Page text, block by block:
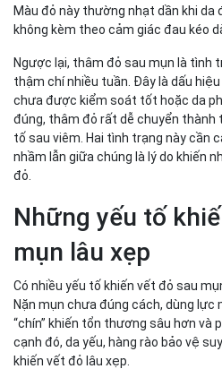
Màu đỏ này thường nhạt dần khi da
không kèm theo cảm giác đau kéo
Ngược lại, thâm đỏ sau mụn là tình
thậm chí nhiều tuần. Đây là dấu
chưa được kiểm soát tốt hoặc da
đúng, thâm đỏ rất dễ chuyển thành
tố sau viêm. Hai tình trạng này cần
nhầm lẫn giữa chúng là lý do khiến
đỏ.
Những yếu tố
mụn lâu xẹp
Có nhiều yếu tố khiến vết đỏ sau
Nặn mụn chưa đúng cách, dùng lực
“chín” khiến tổn thương sâu hơn và
cạnh đó, da yếu, hàng rào bảo vệ
khiến vết đỏ lâu xẹp.